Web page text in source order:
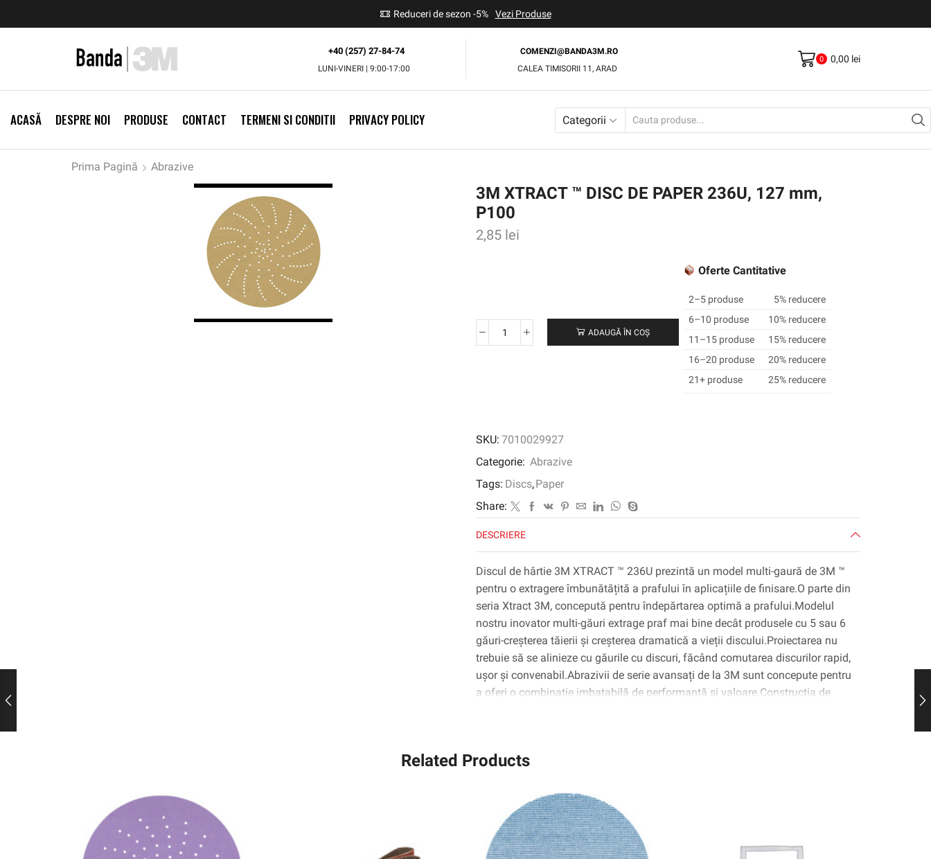
Reduceri de sezon -5% Vezi Produse
+40 (257) 27-84-74
LUNI-VINERI | 9:00-17:00
COMENZI@BANDA3M.RO
CALEA TIMISORII 11, ARAD
0 0,00 lei
ACASĂ DESPRE NOI PRODUSE CONTACT TERMENI SI CONDITII PRIVACY POLICY Categorii
Prima Pagină Abrazive
3M XTRACT ™ DISC DE PAPER 236U, 127 mm,
P100
2,85 lei
Cantitate
236U,
127
P100
ADAUGĂ ÎN COȘ
Oferte Cantitative
2–5 produse
5% reducere
6–10 produse
10% reducere
11–15 produse
15% reducere
16–20 produse
20% reducere
21+ produse
25% reducere
SKU: 7010029927
Categorie: Abrazive
Tags: Discs,Paper
Share:
DESCRIERE
Discul de hârtie 3M XTRACT ™ 236U prezintă un model multi-gaură de 3M ™
pentru o extragere îmbunătățită a prafului în aplicațiile de finisare.O parte din
seria Xtract 3M, concepută pentru îndepărtarea optimă a prafului.Modelul
nostru inovator multi-găuri extrage praf mai bine decât produsele cu 5 sau 6
găuri-creșterea tăierii și creșterea dramatică a vieții discului.Proiectarea nu
trebuie să se alinieze cu găurile cu discuri, făcând comutarea discurilor rapid,
ușor și convenabil.Abrazivii de serie avansați de la 3M sunt concepute pentru
a oferi o combinație imbatabilă de performanță și valoare.Construcția de
Related Products